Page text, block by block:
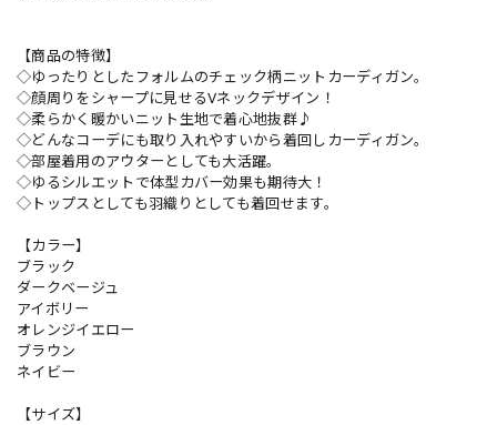
【商品の特徴】
◇ゆったりとしたフォルムのチェック柄ニットカーディガン。
◇顔周りをシャープに見せるVネックデザイン！
◇柔らかく暖かいニット生地で着心地抜群♪
◇どんなコーデにも取り入れやすいから着回しカーディガン。
◇部屋着用のアウターとしても大活躍。
◇ゆるシルエットで体型カバー効果も期待大！
◇トップスとしても羽織りとしても着回せます。
【カラー】
ブラック
ダークベージュ
アイボリー
オレンジイエロー
ブラウン
ネイビー
【サイズ】